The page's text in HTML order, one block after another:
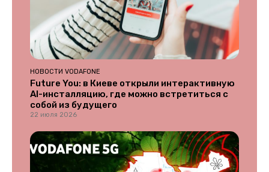
НОВОСТИ VODAFONE
Future You: в Киеве открыли интерактивную
AI-инсталляцию, где можно встретиться с
собой из будущего
22 июля 2026